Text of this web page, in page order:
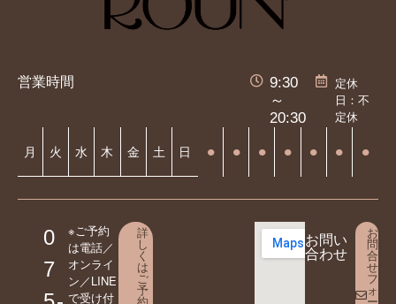
営業時間
9:30
～
20:30
定休
日：不
定休
月 火 水 木 金 土 日 ⚫︎ ⚫︎ ⚫︎ ⚫︎ ⚫︎ ⚫︎ ⚫︎
0
7
※ご予約
は電話／
オンライ
ン／LINE
で受け付
詳
し
く
は
ご
予
お問い
合わせ
お
問
合
せ
フ
ォ